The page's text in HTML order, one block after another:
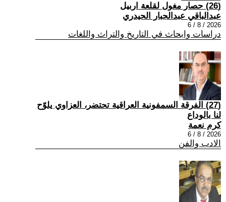
(26) حصار مغول لقلعة اربيل
عبدالباقي عبدالجبار الحيدري
2026 / 8 / 6
دراسات وابحاث في التاريخ والتراث واللغات
(27) الفرقة السمفونية العراقية تحتضر، العزاوي يلوّح
لنا بالوداع
كرم نعمة
2026 / 8 / 6
الادب والفن